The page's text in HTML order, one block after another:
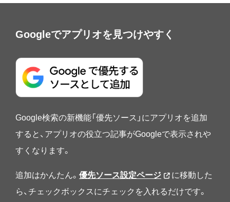
Googleでアプリオを見つけやすく
Google検索の新機能「優先ソース」にアプリオを追加
すると、アプリオの役立つ記事がGoogleで表示されや
すくなります。
追加はかんたん。 優先ソース設定ページ
に移動した
ら、チェックボックスにチェックを入れるだけです。